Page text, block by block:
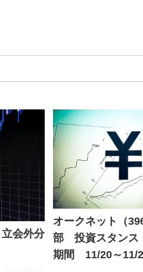
会外分
オークネット（
部 投資スタン
期間 11/20～11/